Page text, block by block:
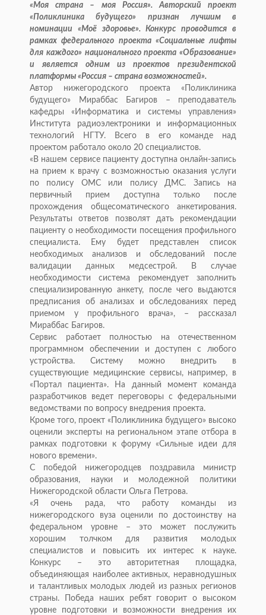
«Моя страна – моя Россия». Авторский проект
«Поликлиника будущего» признан лучшим в
номинации «Моё здоровье». Конкурс проводится в
рамках федерального проекта «Социальные лифты
для каждого» национального проекта «Образование»
и является одним из проектов президентской
платформы «Россия – страна возможностей».
Автор нижегородского проекта «Поликлиника
будущего» Мираббас Багиров – преподаватель
кафедры «Информатика и системы управления»
Института радиоэлектроники и информационных
технологий НГТУ. Всего в его команде над
проектом работало около 20 специалистов.
«В нашем сервисе пациенту доступна онлайн-запись
на прием к врачу с возможностью оказания услуги
по полису ОМС или полису ДМС. Запись на
первичный прием доступна только после
прохождения общесоматического анкетирования.
Результаты ответов позволят дать рекомендации
пациенту о необходимости посещения профильного
специалиста. Ему будет представлен список
необходимых анализов и обследований после
валидации данных медсестрой. В случае
необходимости система рекомендует заполнить
специализированную анкету, после чего выдаются
предписания об анализах и обследованиях перед
приемом у профильного врача», – рассказал
Мираббас Багиров.
Сервис работает полностью на отечественном
программном обеспечении и доступен с любого
устройства. Систему можно внедрить в
существующие медицинские сервисы, например, в
«Портал пациента». На данный момент команда
разработчиков ведет переговоры с федеральными
ведомствами по вопросу внедрения проекта.
Кроме того, проект «Поликлиника будущего» высоко
оценили эксперты на региональном этапе отбора в
рамках подготовки к форуму «Сильные идеи для
нового времени».
С победой нижегородцев поздравила министр
образования, науки и молодежной политики
Нижегородской области Ольга Петрова.
«Я очень рада, что работу команды из
нижегородского вуза оценили по достоинству на
федеральном уровне – это может послужить
хорошим толчком для развития молодых
специалистов и повысить их интерес к науке.
Конкурс – это авторитетная площадка,
объединяющая наиболее активных, неравнодушных
и талантливых молодых людей из разных регионов
страны. Победа наших ребят говорит о высоком
уровне подготовки и возможности внедрения их